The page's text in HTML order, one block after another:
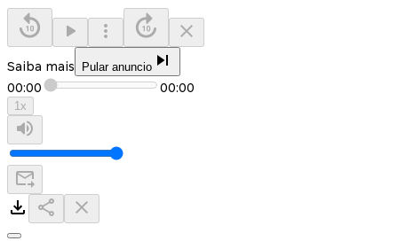
Saiba mais Pular anuncio
00:00 00:00
1x